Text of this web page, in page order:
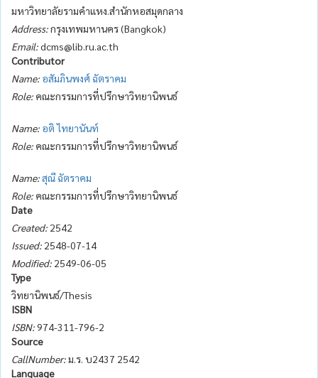
มหาวิทยาลัยรามคำแหง.สำนักหอสมุดกลาง
Address:กรุงเทพมหานคร (Bangkok)
Email:dcms@lib.ru.ac.th
Contributor
Name: อสัมภินพงศ์ ฉัตราคม
Role: คณะกรรมการที่ปรึกษาวิทยานิพนธ์
Name: อติ ไทยานันท์
Role: คณะกรรมการที่ปรึกษาวิทยานิพนธ์
Name:สุณี ฉัตราคม
Role: คณะกรรมการที่ปรึกษาวิทยานิพนธ์
Date
Created: 2542
Issued: 2548-07-14
Modified: 2549-06-05
Type
วิทยานิพนธ์/Thesis
ISBN
ISBN:974-311-796-2
Source
CallNumber:ม.ร. บ2437 2542
Language